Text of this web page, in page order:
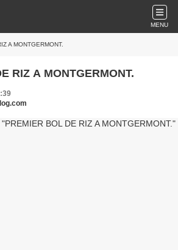
MENU
A MONTGERMONT.
RIZ A MONTGERMONT.